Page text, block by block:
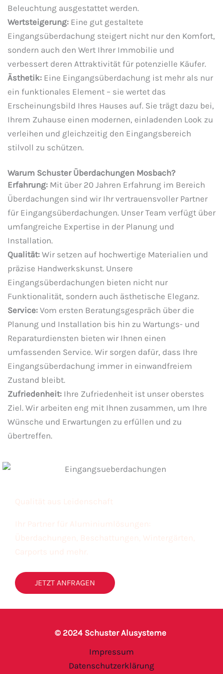
Beleuchtung ausgestattet werden.
Wertsteigerung: Eine gut gestaltete
Eingangsüberdachung steigert nicht nur den Komfort,
sondern auch den Wert Ihrer Immobilie und
verbessert deren Attraktivität für potenzielle Käufer.
Ästhetik: Eine Eingangsüberdachung ist mehr als nur
ein funktionales Element – sie wertet das
Erscheinungsbild Ihres Hauses auf. Sie trägt dazu bei,
Ihrem Zuhause einen modernen, einladenden Look zu
verleihen und gleichzeitig den Eingangsbereich
stilvoll zu schützen.
Warum Schuster Überdachungen Mosbach?
Erfahrung: Mit über 20 Jahren Erfahrung im Bereich
Überdachungen sind wir Ihr vertrauensvoller Partner
für Eingangsüberdachungen. Unser Team verfügt über
umfangreiche Expertise in der Planung und
Installation.
Qualität: Wir setzen auf hochwertige Materialien und
präzise Handwerkskunst. Unsere
Eingangsüberdachungen bieten nicht nur
Funktionalität, sondern auch ästhetische Eleganz.
Service: Vom ersten Beratungsgespräch über die
Planung und Installation bis hin zu Wartungs- und
Reparaturdiensten bieten wir Ihnen einen
umfassenden Service. Wir sorgen dafür, dass Ihre
Eingangsüberdachung immer in einwandfreiem
Zustand bleibt.
Zufriedenheit: Ihre Zufriedenheit ist unser oberstes
Ziel. Wir arbeiten eng mit Ihnen zusammen, um Ihre
Wünsche und Erwartungen zu erfüllen und zu
übertreffen.
Qualität aus Leidenschaft
Ihr Partner für Aluminiumlösungen:
Überdachungen, Beschattungen, Wintergärten,
Carports und mehr.
JETZT ANFRAGEN
© 2024 Schuster Alusysteme
Impressum
Datenschutzerklärung